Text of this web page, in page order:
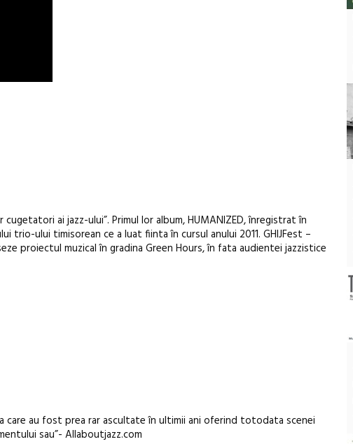
ai jazz-ului”. Primul lor album, HUMANIZED, înregistrat în
trio-ului timisorean ce a luat fiinta în cursul anului 2011. GHIJFest –
proiectul muzical în gradina Green Hours, în fata audientei jazzistice
care au fost prea rar ascultate în ultimii ani oferind totodata scenei
sau”- Allaboutjazz.com